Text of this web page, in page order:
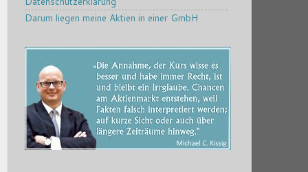
Darum liegen meine Aktien in einer GmbH